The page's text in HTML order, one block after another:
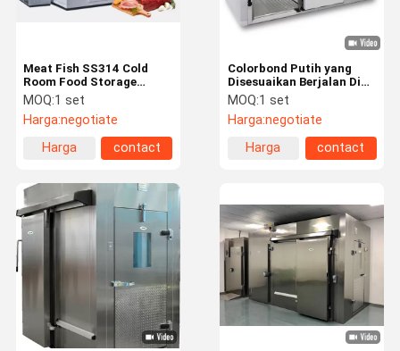
Meat Fish SS314 Cold
Room Food Storage
8000mm Cold Storage
Chiller
MOQ:1 set
Harga:negotiate
Harga
contact
Colorbond Putih yang
Disesuaikan Berjalan Di
Cold Storage 304
Stainless Steel Kamar
Dingin Komersial
MOQ:1 set
Harga:negotiate
Harga
contact